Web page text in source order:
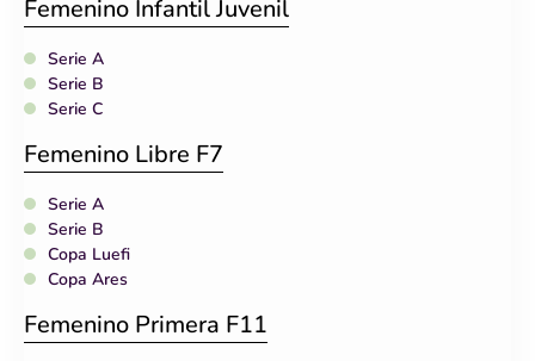
Femenino Infantil Juvenil
Serie A
Serie B
Serie C
Femenino Libre F7
Serie A
Serie B
Copa Luefi
Copa Ares
Femenino Primera F11